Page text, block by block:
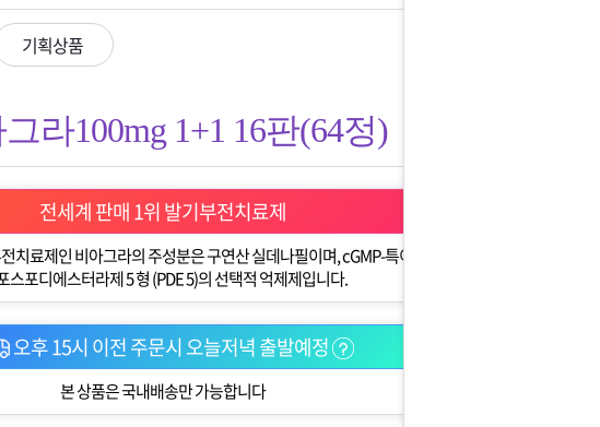
[ios앱 오픈]아이폰 고객 앱설치 가능합니다.
입금확인이 안되는 상황을 대비해 꼭 입금후 고객센터 연락바랍니다.
[2026구정 연휴]설 연휴 배송 및 휴무 안내
기획상품
라100mg 1+1 16판(64정)
전세계 판매 1위 발기부전치료제
치료제인 비아그라의 주성분은 구연산 실데나필이며, cGMP-특이
스포디에스터라제 5 형 (PDE 5)의 선택적 억제제입니다.
오후 15시 이전 주문시 오늘저녁 출발예정
본 상품은 국내배송만 가능합니다